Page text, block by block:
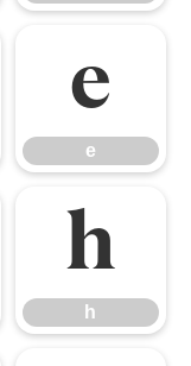
e
e
h
h